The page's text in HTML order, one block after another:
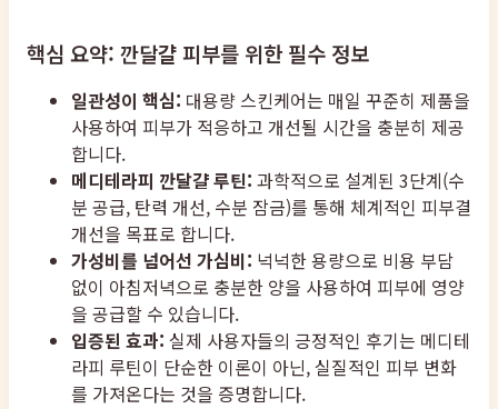
핵심 요약: 깐달걀 피부를 위한 필수 정보
일관성이 핵심: 대용량 스킨케어는 매일 꾸준히 제품을
사용하여 피부가 적응하고 개선될 시간을 충분히 제공
합니다.
메디테라피 깐달걀 루틴: 과학적으로 설계된 3단계(수
분 공급, 탄력 개선, 수분 잠금)를 통해 체계적인 피부결
개선을 목표로 합니다.
가성비를 넘어선 가심비: 넉넉한 용량으로 비용 부담
없이 아침저녁으로 충분한 양을 사용하여 피부에 영양
을 공급할 수 있습니다.
입증된 효과: 실제 사용자들의 긍정적인 후기는 메디테
라피 루틴이 단순한 이론이 아닌, 실질적인 피부 변화
를 가져온다는 것을 증명합니다.